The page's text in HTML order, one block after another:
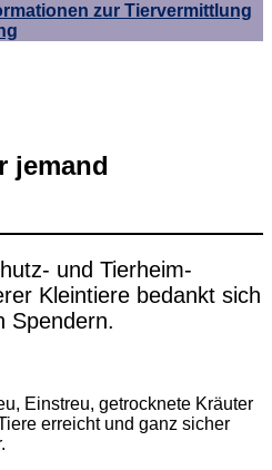
zur Tiervermittlung
jemand
und Tierheim-
Kleintiere bedankt sich
Spendern.
Einstreu, getrocknete Kräuter
erreicht und ganz sicher